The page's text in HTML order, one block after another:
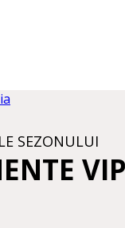
SEZONULUI
VIP